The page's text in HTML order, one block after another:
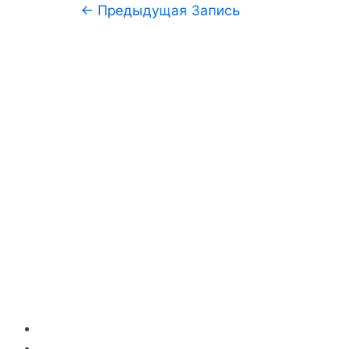
← Предыдущая Запись